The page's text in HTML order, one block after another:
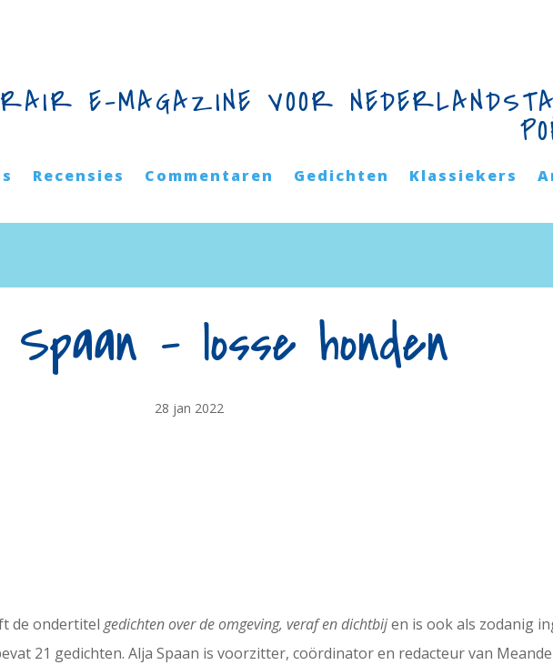
E-MAGAZINE VOOR
Recensies Commentaren Gedichten Klassiekers
Spaan – losse honden
28 jan 2022
de ondertitelgedichten over de omgeving, veraf en dichtbijen is ook als zodanig
21 gedichten. Alja Spaan is voorzitter, coördinator en redacteur van